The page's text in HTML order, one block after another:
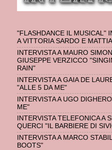
"FLASHDANCE IL MUSICAL"
A VITTORIA SARDO E
INTERVISTA A MAURO
GIUSEPPE VERZICCO
RAIN"
INTERVISTA A GAIA DE
"ALLE 5 DA ME"
INTERVISTA A UGO
ME"
INTERVISTA TELEFONICA A
QUERCI "IL BARBIERE DI
INTERVISTA A MARCO
BOOTS"